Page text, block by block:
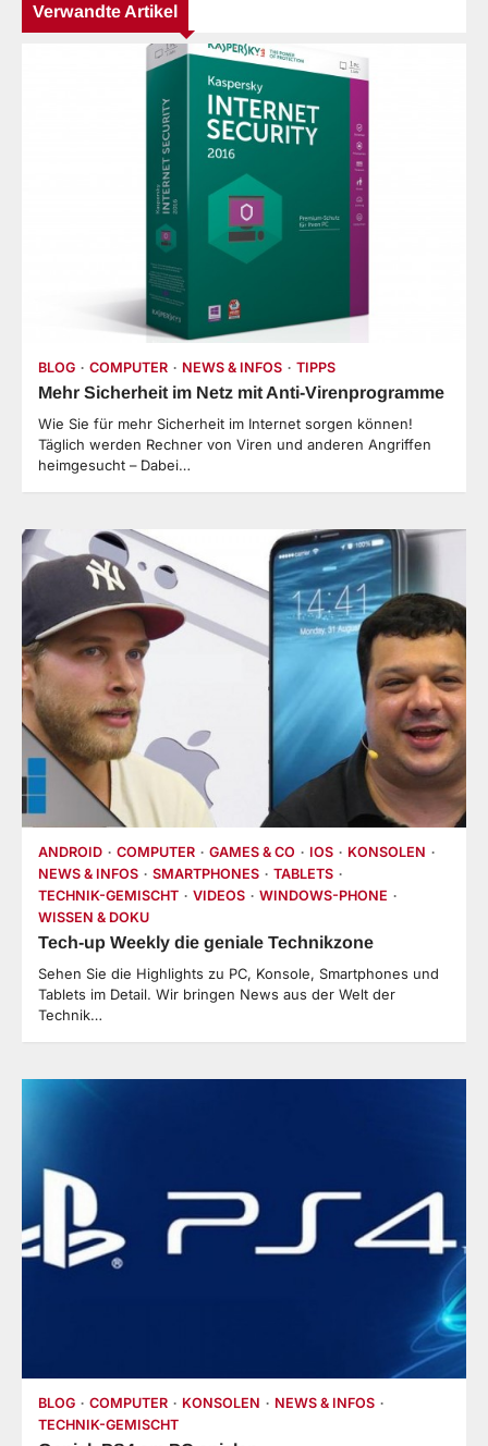
Verwandte Artikel
BLOG COMPUTER NEWS & INFOS TIPPS
Mehr Sicherheit im Netz mit Anti-Virenprogramme
Wie Sie für mehr Sicherheit im Internet sorgen können!
Täglich werden Rechner von Viren und anderen Angriffen
heimgesucht – Dabei…
ANDROID COMPUTER GAMES & CO IOS
KONSOLEN
NEWS & INFOS
SMARTPHONES
TABLETS
TECHNIK-GEMISCHT
VIDEOS
WINDOWS-PHONE
WISSEN & DOKU
Tech-up Weekly die geniale Technikzone
Sehen Sie die Highlights zu PC, Konsole, Smartphones und
Tablets im Detail. Wir bringen News aus der Welt der
Technik…
BLOG COMPUTER KONSOLEN
NEWS & INFOS
TECHNIK-GEMISCHT